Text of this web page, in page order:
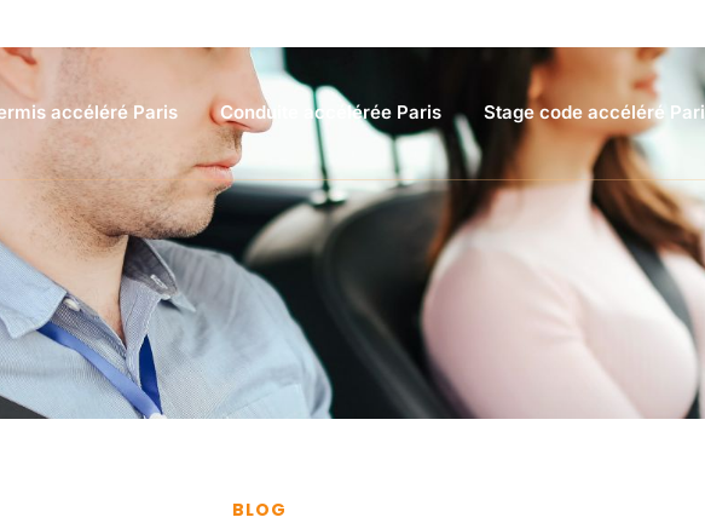
accéléré Paris Conduite accélérée Paris Stage code accéléré
BLOG